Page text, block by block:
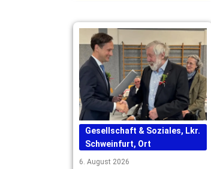
Gesellschaft & Soziales, Lkr.
Schweinfurt, Ort
6. August 2026